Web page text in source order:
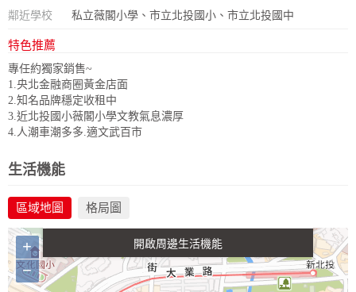
鄰近學校
私立薇閣小學、市立北投國小、市立北投國中
特色推薦
專任約獨家銷售~
1.央北金融商圈黃金店面
2.知名品牌穩定收租中
3.近北投國小薇閣小學文教氣息濃厚
4.人潮車潮多多.適文武百市
生活機能
區域地圖 格局圖
生活購物
+
−